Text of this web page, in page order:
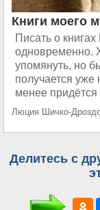
Книги моего
Писать о
одновременно.
упомянуть, но
получается
менее придётся
Люция Шичко-
Делитесь с